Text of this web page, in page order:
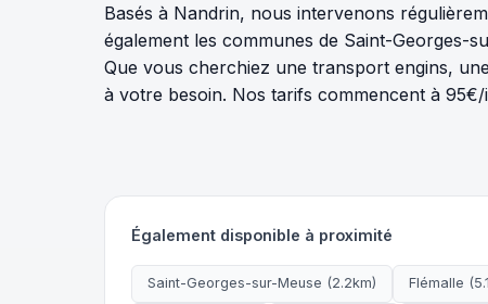
Basés à Nandrin, nous intervenons
également les communes de Saint-Georges-
Que vous cherchiez une transport engins,
à votre besoin. Nos tarifs commencent à
Également disponible à proximité
Saint-Georges-sur-Meuse (2.2km) Flémalle